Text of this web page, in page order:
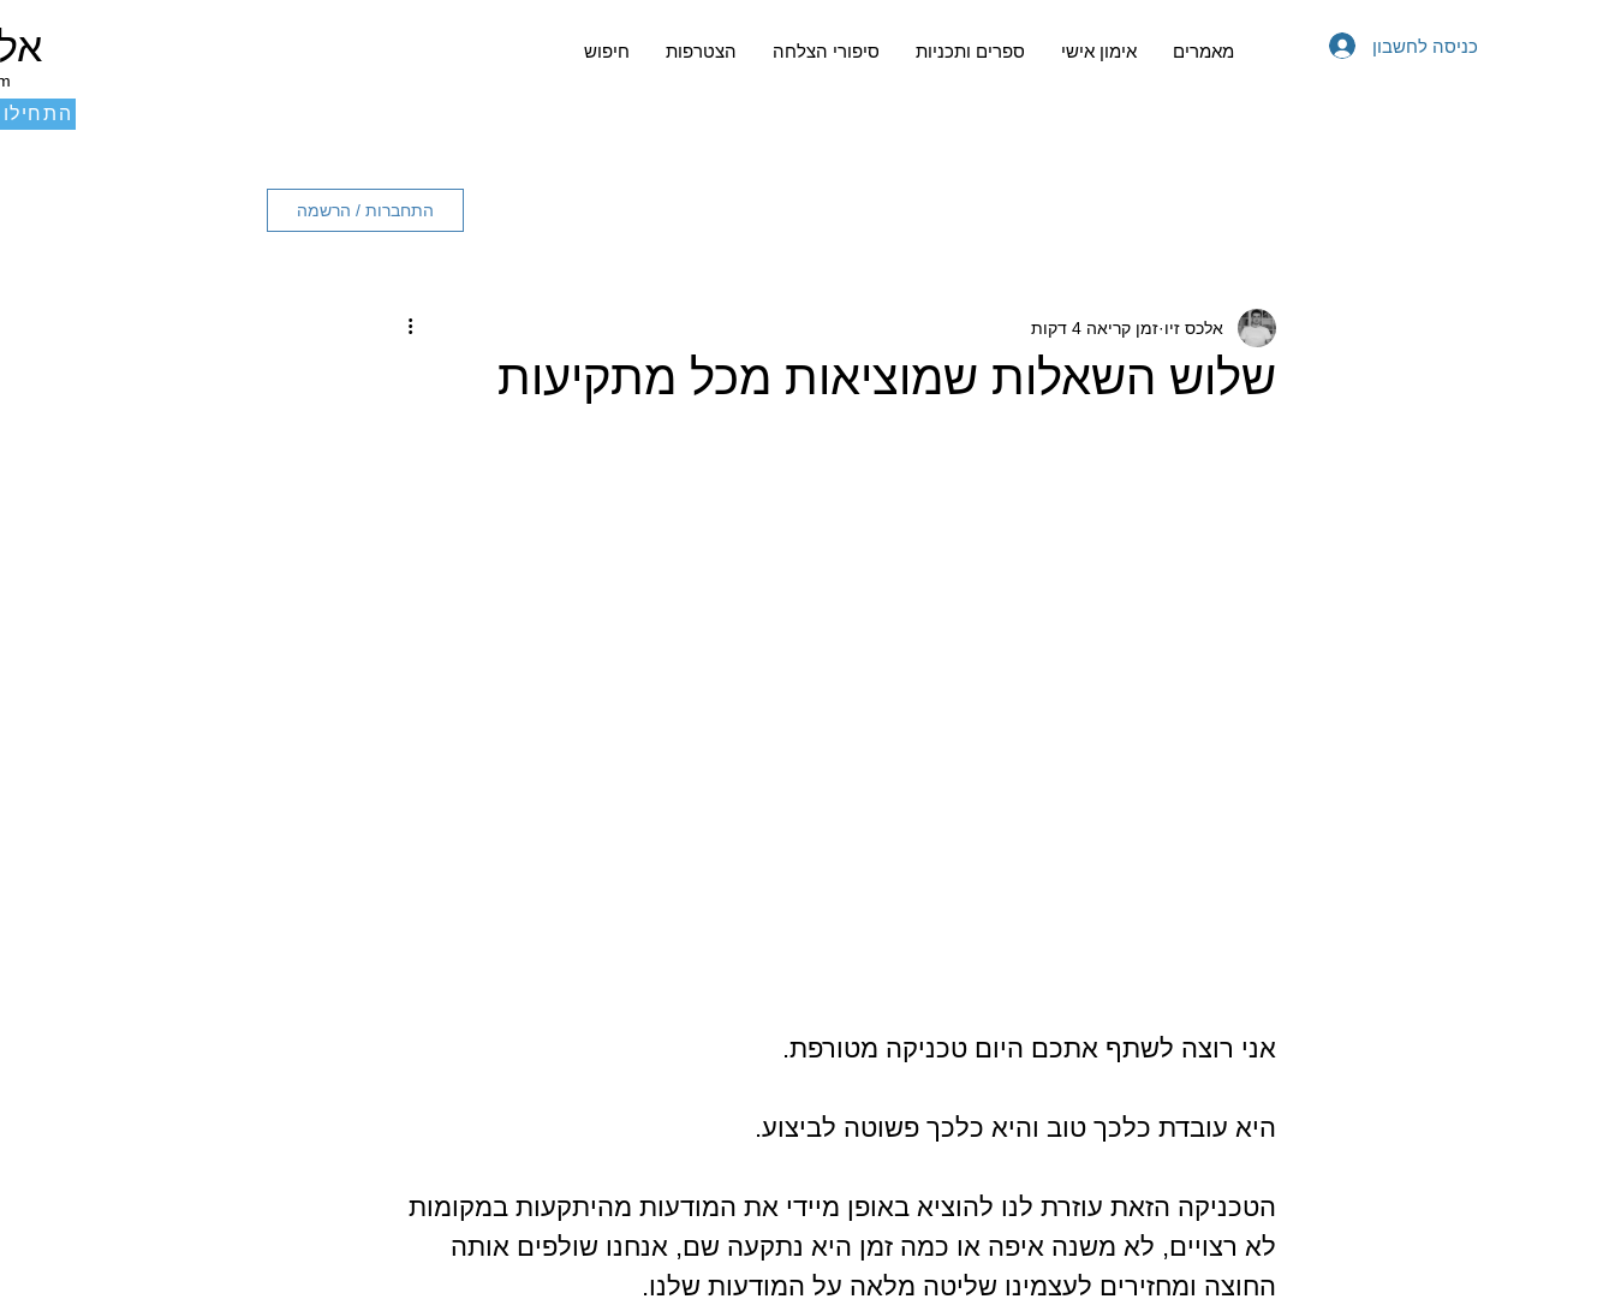
חיפוש הצטרפות סיפורי הצלחה ספרים ותכניות אימון אישי מאמרים כניסה לחשבון
התחילו
התחברות / הרשמה
שלוש השאלות שמוציאות מכל מתקיעות
אלכס זיו זמן קריאה 4 דקות
אני רוצה לשתף אתכם היום טכניקה מטורפת.
היא עובדת כלכך טוב והיא כלכך פשוטה לביצוע.
הטכניקה הזאת עוזרת לנו להוציא באופן מיידי את המודעות מהיתקעות במקומות
לא רצויים, לא משנה איפה או כמה זמן היא נתקעה שם, אנחנו שולפים אותה
החוצה ומחזירים לעצמינו שליטה מלאה על המודעות שלנו.